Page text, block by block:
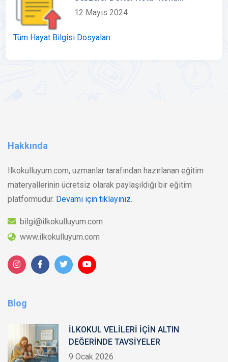
Etkinlikleri
12 Mayıs 2024
Tüm Hayat Bilgisi Dosyaları
Hakkında
Ilkokulluyum.com, uzmanlar tarafından hazırlanan eğitim
materyallerinin ücretsiz olarak paylaşıldığı bir eğitim
platformudur. Devamı için tıklayınız.
bilgi@ilkokulluyum.com
www.ilkokulluyum.com
Blog
İLKOKUL VELİLERİ İÇİN ALTIN
DEĞERİNDE TAVSİYELER
9 Ocak 2026